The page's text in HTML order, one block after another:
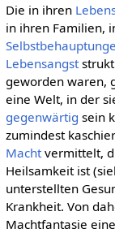
Die in ihren
in ihren Familien,
Lebensangst
geworden waren,
eine Welt, in der
gegenwärtig sein
zumindest
Machtvermittelt,
Heilsamkeit ist
unterstellten
Krankheit. Von
Machtfantasie